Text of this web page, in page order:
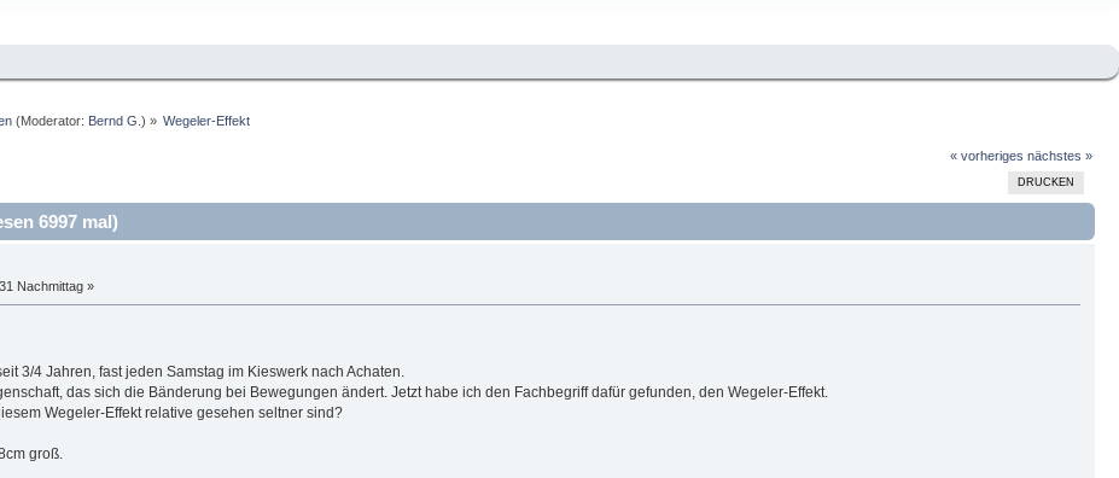
(Moderator: Bernd G. ) » Wegeler-Effekt
« vorheriges nächstes »
DRUCKEN
6997 mal)
Nachmittag »
3/4 Jahren, fast jeden Samstag im Kieswerk nach Achaten.
das sich die Bänderung bei Bewegungen ändert. Jetzt habe ich den Fachbegriff dafür gefunden, den Wegeler-Effekt.
Wegeler-Effekt relative gesehen seltner sind?
groß.